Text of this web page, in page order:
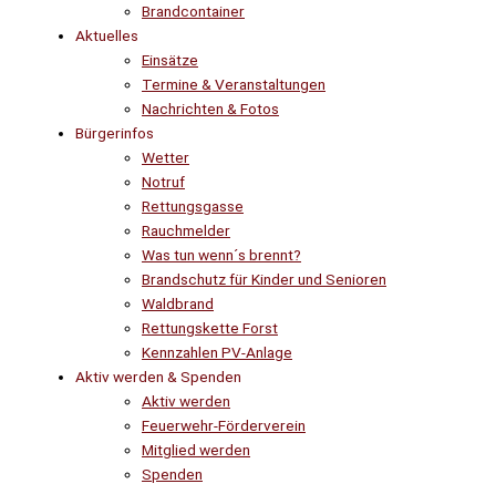
Brandcontainer
Aktuelles
Einsätze
Termine & Veranstaltungen
Nachrichten & Fotos
Bürgerinfos
Wetter
Notruf
Rettungsgasse
Rauchmelder
Was tun wenn´s brennt?
Brandschutz für Kinder und Senioren
Waldbrand
Rettungskette Forst
Kennzahlen PV-Anlage
Aktiv werden & Spenden
Aktiv werden
Feuerwehr-Förderverein
Mitglied werden
Spenden